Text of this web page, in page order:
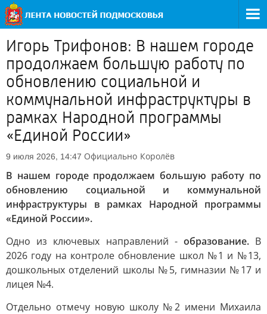
Игорь Трифонов: В нашем городе
продолжаем большую работу по
обновлению социальной и
коммунальной инфраструктуры в
рамках Народной программы
«Единой России»
9 июля 2026, 14:47 Официально Королёв
В нашем городе продолжаем большую работу по
обновлению социальной и коммунальной
инфраструктуры в рамках Народной программы
«Единой России».
Одно из ключевых направлений - образование.В
2026 году на контроле обновление школ №1 и №13,
дошкольных отделений школы №5, гимназии №17 и
лицея №4.
Отдельно отмечу новую школу №2 имени Михаила